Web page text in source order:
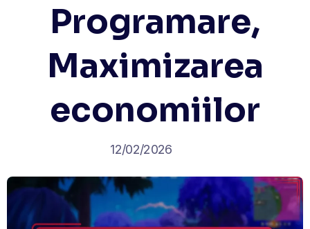
Programare,
Maximizarea
economiilor
12/02/2026